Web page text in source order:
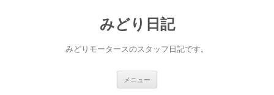
みどり日記
みどりモータースのスタッフ日記です。
メニュー